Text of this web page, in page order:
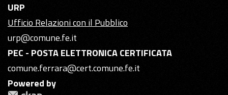
URP
Ufficio Relazioni con il Pubblico
urp@comune.fe.it
PEC - POSTA ELETTRONICA CERTIFICATA
comune.ferrara@cert.comune.fe.it
Powered by